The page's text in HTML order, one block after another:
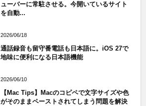
ューバーに常駐させる。今開いているサイト
を自動...
2026/06/18
通話録音も留守番電話も日本語に。iOS 27で
地味に便利になる日本語機能
2026/06/10
【Mac Tips】Macのコピペで文字サイズや色
がそのままペーストされてしまう問題を解決